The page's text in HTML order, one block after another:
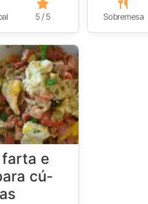
5 / 5 Sobremesa
e
cú-